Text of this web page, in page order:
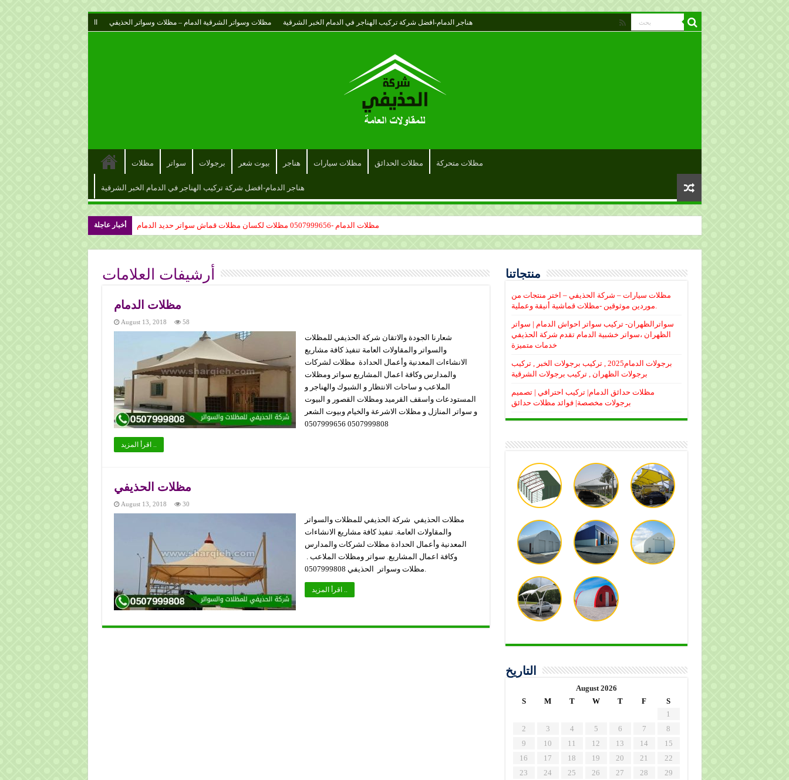
مظلات وسواتر الشرقية الدمام – مظلات وسواتر الحذيفي هناجر الدمام-افضل شركة تركيب الهناجر في الدمام الخبر الشرقية
مظلات سواتر برجولات بيوت شعر هناجر مظلات سيارات مظلات الحدائق مظلات متحركة
هناجر الدمام-افضل شركة تركيب الهناجر في الدمام الخبر الشرقية
أخبار عاجلة مظلات الدمام -0507999656 مظلات لكسان مظلات قماش سواتر حديد الدمام
أرشيفات العلامات
مظلات الدمام
August 13, 2018 58
شعارنا الجودة والاتقان شركة الحذيفي للمظلات
والسواتر والمقاولات العامة تنفيذ كافة مشاريع
الانشاءات المعدنية وأعمال الحدادة مظلات لشركات
والمدارس وكافة اعمال المشاريع سواتر ومظلات
الملاعب و ساحات الانتظار و الشبوك والهناجر و
المستودعات واسقف القرميد ومظلات القصور و البيوت
و سواتر المنازل و مظلات الاشرعة والخيام وبيوت الشعر
0507999808 0507999656
اقرأ المزيد ..
مظلات الحذيفي
August 13, 2018 30
مظلات الحذيفي شركة الحذيفي للمظلات والسواتر
والمقاولات العامة. تنفيذ كافة مشاريع الانشاءات
المعدنية وأعمال الحدادة مظلات لشركات والمدارس
وكافة اعمال المشاريع. سواتر ومظلات الملاعب .
مظلات وسواتر الحذيفي 0507999808.
اقرأ المزيد ..
منتجاتنا
مظلات سيارات – شركة الحذيفي – اختر منتجات من
موردين موثوقين -مظلات قماشية أنيقة وعملية.
سواترالظهران- تركيب سواتر احواش الدمام | سواتر
الظهران ،سواتر خشبية الدمام تقدم شركة الحذيفي
خدمات متميزة
برجولات الدمام2025 , تركيب برجولات الخبر , تركيب
برجولات الظهران , تركيب برجولات الشرقية
مظلات حدائق الدمام| تركيب احترافي | تصميم
برجولات مخصصة| فوائد مظلات حدائق
التاريخ
August 2026
S
M T W T F
S
1
2
3 4 5 6 7
8
9
10 11 12 13 14
15
16
17 18 19 20 21
22
23
24 25 26 27 28
29